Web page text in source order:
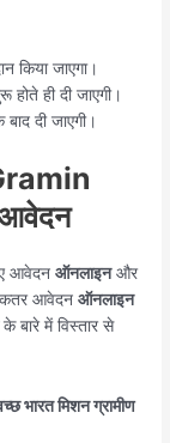
किया जाएगा।
होते ही दी जाएगी।
दी जाएगी।
आवेदनऑनलाइनऔर
आवेदनऑनलाइन
के बारे में विस्तार से
भारत मिशन ग्रामीण